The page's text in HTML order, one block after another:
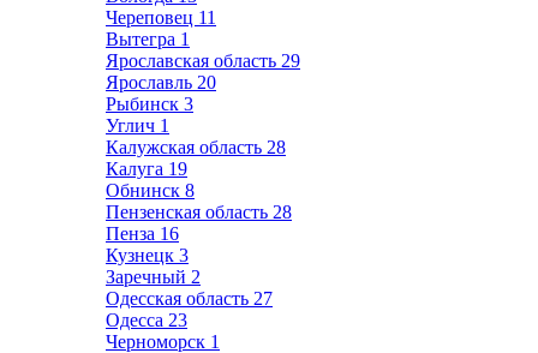
Череповец 11
Вытегра 1
Ярославская область 29
Ярославль 20
Рыбинск 3
Углич 1
Калужская область 28
Калуга 19
Обнинск 8
Пензенская область 28
Пенза 16
Кузнецк 3
Заречный 2
Одесская область 27
Одесса 23
Черноморск 1